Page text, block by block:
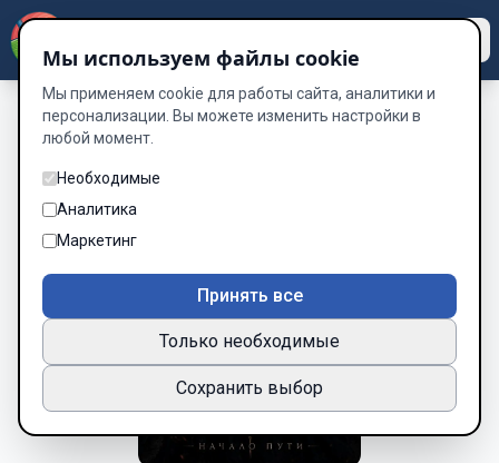
Мы используем файлы cookie
Мы применяем cookie для работы сайта, аналитики и
персонализации. Вы можете изменить настройки в
любой момент.
Необходимые
Аналитика
Маркетинг
Принять все
Только необходимые
Сохранить выбор